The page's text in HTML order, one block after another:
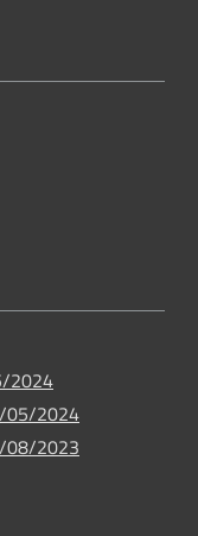
2024
05/2024
08/2023